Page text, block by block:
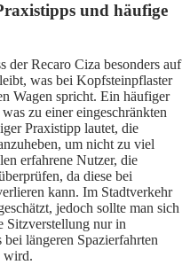
und häufige
der Recaro Ciza besonders auf
was bei Kopfsteinpflaster
Wagen spricht. Ein häufiger
zu einer eingeschränkten
Praxistipp lautet, die
um nicht zu viel
erfahrene Nutzer, die
da diese bei
kann. Im Stadtverkehr
jedoch sollte man sich
Sitzverstellung nur in
längeren Spazierfahrten
wird.